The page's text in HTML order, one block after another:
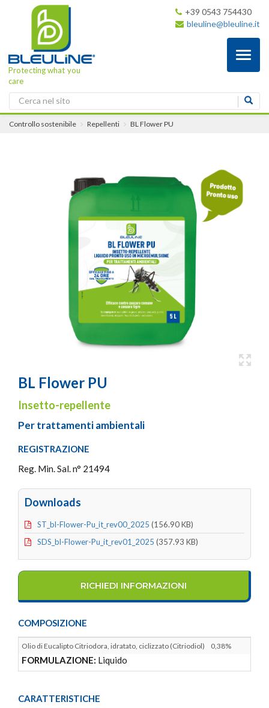
Protecting what you
care
+39 0543 754430
bleuline@bleuline.it
Controllo sostenibile Repellenti BL Flower PU
BL Flower PU
Insetto-repellente
Per trattamenti ambientali
REGISTRAZIONE
Reg. Min. Sal. n° 21494
Downloads
ST_bl-Flower-Pu_it_rev00_2025 (156.90 KB)
SDS_bl-Flower-Pu_it_rev01_2025 (357.93 KB)
RICHIEDI INFORMAZIONI
COMPOSIZIONE
Olio di Eucalipto Citriodora, idratato, ciclizzato (Citriodiol) 0,38%
FORMULAZIONE: Liquido
CARATTERISTICHE